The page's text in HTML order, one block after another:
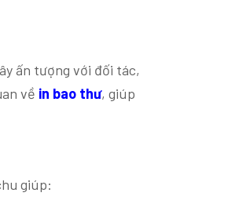
ấn tượng với đối tác,
về in bao thư, giúp
giúp: